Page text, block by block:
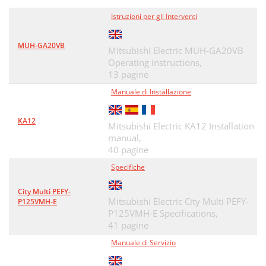
MUH-GA20VB
Istruzioni per gli Interventi
Mitsubishi Electric MUH-GA20VB
Operating instructions,
13 pagine
KA12
Manuale di Installazione
Mitsubishi Electric KA12 Installation
manual,
40 pagine
City Multi PEFY-
P125VMH-E
Specifiche
Mitsubishi Electric City Multi PEFY-
P125VMH-E Specifications,
41 pagine
Manuale di Servizio